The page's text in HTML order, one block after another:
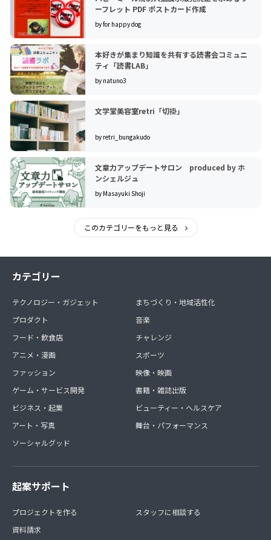
ーフレット PDF ポストカード作成
by for happy dog
本好きが集まり知識を共有する読書会コミュニ
ティ「読書LAB」
by natuno3
文学堂美容室retri「切掛」
by retri_bungakudo
文章力アップデートサロン produced by ホ
ンシェルジュ
by Masayuki Shoji
このカテゴリーをもっと見る
カテゴリー
テクノロジー・ガジェット
プロダクト
フード・飲食店
アニメ・漫画
ファッション
ゲーム・サービス開発
ビジネス・起業
アート・写真
ソーシャルグッド
まちづくり・地域活性化
音楽
チャレンジ
スポーツ
映像・映画
書籍・雑誌出版
ビューティー・ヘルスケア
舞台・パフォーマンス
起案サポート
プロジェクトを作る
資料請求
スタッフに相談する